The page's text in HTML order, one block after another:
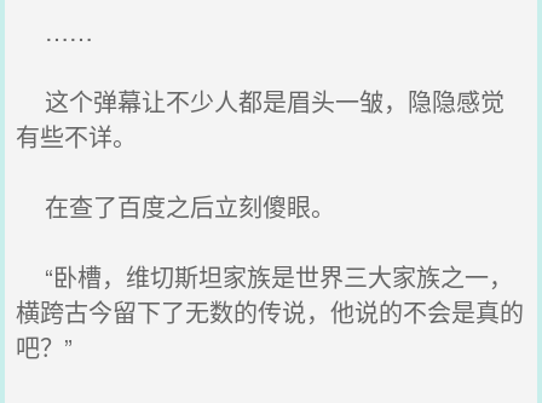
……
这个弹幕让不少人都是眉头一皱，隐隐感觉
有些不详。
在查了百度之后立刻傻眼。
“卧槽，维切斯坦家族是世界三大家族之一，
横跨古今留下了无数的传说，他说的不会是真的
吧？”